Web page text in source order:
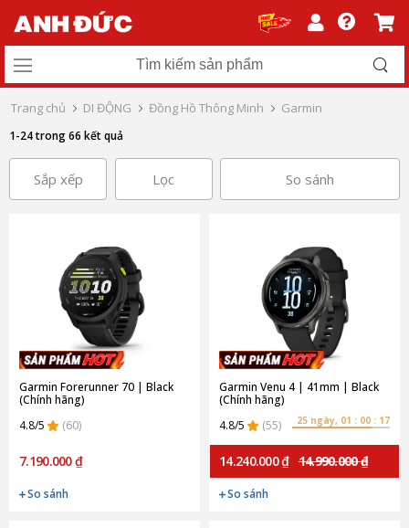
Trang chủ DI ĐỘNG Đồng Hồ Thông Minh Garmin
1-24 trong 66 kết quả
Sắp xếp Lọc So sánh
Garmin Forerunner 70 | Black
(Chính hãng)
4.8/5
(60)
7.190.000 ₫
So sánh
Garmin Venu 4 | 41mm | Black
(Chính hãng)
4.8/5
(55) 25 ngày, 01 : 00 : 15
14.240.000 ₫ 14.990.000 ₫
So sánh